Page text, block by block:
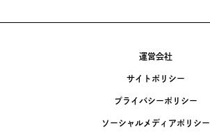
運営会社
サイトポリシー
プライバシーポリシー
ソーシャルメディアポリシー